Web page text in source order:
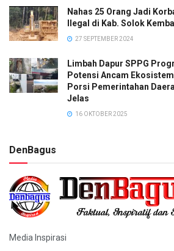
Nahas 25 Orang Jadi
Ilegal di Kab. Solok
27 SEPTEMBER 2024
Limbah Dapur SPPG
Potensi Ancam
Porsi Pemerintahan
Jelas
16 OKTOBER 2025
DenBagus
Media Inspirasi